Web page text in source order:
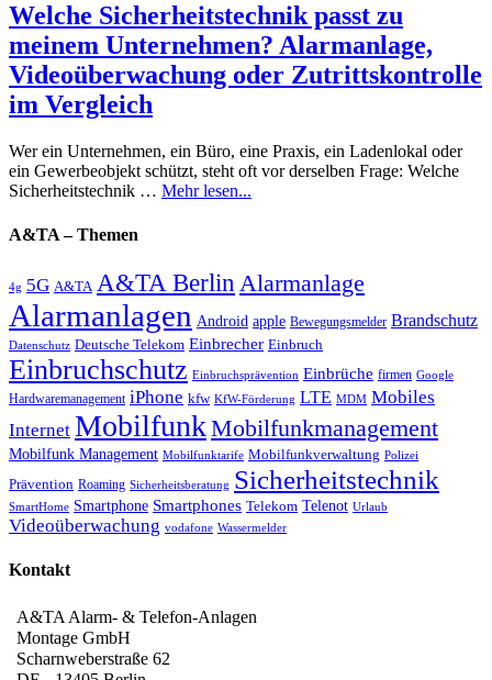
Welche Sicherheitstechnik passt zu
meinem Unternehmen? Alarmanlage,
Videoüberwachung oder Zutrittskontrolle
im Vergleich
Wer ein Unternehmen, ein Büro, eine Praxis, ein Ladenlokal oder
ein Gewerbeobjekt schützt, steht oft vor derselben Frage: Welche
Sicherheitstechnik … Mehr lesen...
A&TA – Themen
4g 5G A&TA A&TA Berlin Alarmanlage
Alarmanlagen Android apple Bewegungsmelder Brandschutz
Datenschutz Deutsche Telekom Einbrecher Einbruch
Einbruchschutz Einbruchsprävention Einbrüche firmen Google
Hardwaremanagement iPhone kfw KfW-Förderung LTE MDM Mobiles
Internet MobilfunkMobilfunkmanagement
Mobilfunk Management Mobilfunktarife Mobilfunkverwaltung Polizei
Prävention Roaming Sicherheitsberatung Sicherheitstechnik
SmartHome Smartphone Smartphones Telekom Telenot Urlaub
Videoüberwachung vodafone Wassermelder
Kontakt
A&TA Alarm- & Telefon-Anlagen
Montage GmbH
Scharnweberstraße 62